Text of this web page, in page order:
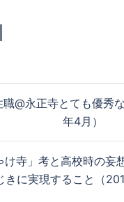
職@永正寺とても優秀
年4月）
け寺」考と高校時の妄
きに実現すること（